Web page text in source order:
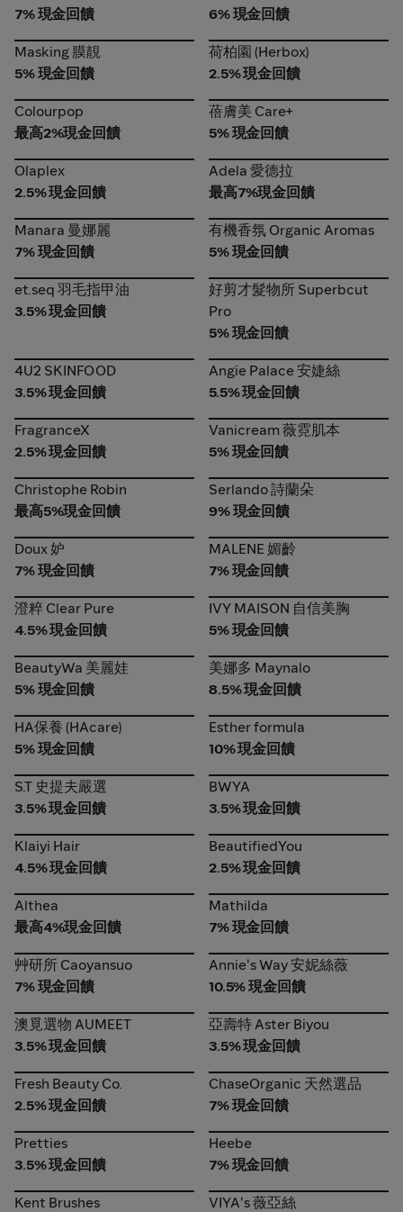
7% 現金回饋
6% 現金回饋
Masking 膜靚
Masking 膜靚
5% 現金回饋
荷柏園 (Herbox)
荷柏園 (Herbox)
2.5% 現金回饋
Colourpop
Colourpop
最高2%現金回饋
蓓膚美 Care+
蓓膚美 Care+
5% 現金回饋
Olaplex
Olaplex
2.5% 現金回饋
Adela 愛德拉
Adela 愛德拉
最高7%現金回饋
Manara 曼娜麗
Manara 曼娜麗
7% 現金回饋
有機香氛 Organic Aromas
有機香氛 Organic Aromas
5% 現金回饋
et.seq 羽毛指甲油
et.seq 羽毛指甲油
3.5% 現金回饋
好剪才髮物所 Superbcut
Pro
好剪才髮物所 Superbcut
Pro
5% 現金回饋
4U2 SKINFOOD
4U2 SKINFOOD
3.5% 現金回饋
Angie Palace 安婕絲
Angie Palace 安婕絲
5.5% 現金回饋
FragranceX
FragranceX
2.5% 現金回饋
Vanicream 薇霓肌本
Vanicream 薇霓肌本
5% 現金回饋
Christophe Robin
Christophe Robin
最高5%現金回饋
Serlando 詩蘭朵
Serlando 詩蘭朵
9% 現金回饋
Doux 妒
Doux 妒
7% 現金回饋
MALENE 媚齡
MALENE 媚齡
7% 現金回饋
澄粹 Clear Pure
澄粹 Clear Pure
4.5% 現金回饋
IVY MAISON 自信美胸
IVY MAISON 自信美胸
5% 現金回饋
BeautyWa 美麗娃
BeautyWa 美麗娃
5% 現金回饋
美娜多 Maynalo
美娜多 Maynalo
8.5% 現金回饋
HA保養 (HAcare)
HA保養 (HAcare)
5% 現金回饋
Esther formula
Esther formula
10% 現金回饋
S.T 史提夫嚴選
S.T 史提夫嚴選
3.5% 現金回饋
BWYA
BWYA
3.5% 現金回饋
Klaiyi Hair
Klaiyi Hair
4.5% 現金回饋
BeautifiedYou
BeautifiedYou
2.5% 現金回饋
Althea
Althea
最高4%現金回饋
Mathilda
Mathilda
7% 現金回饋
艸研所 Caoyansuo
艸研所 Caoyansuo
7% 現金回饋
Annie's Way 安妮絲薇
Annie's Way 安妮絲薇
10.5% 現金回饋
澳覓選物 AUMEET
澳覓選物 AUMEET
3.5% 現金回饋
亞壽特 Aster Biyou
亞壽特 Aster Biyou
3.5% 現金回饋
Fresh Beauty Co.
Fresh Beauty Co.
2.5% 現金回饋
ChaseOrganic 天然選品
ChaseOrganic 天然選品
7% 現金回饋
Pretties
Pretties
3.5% 現金回饋
Heebe
Heebe
7% 現金回饋
Kent Brushes
Kent Brushes
VIYA's 薇亞絲
VIYA's 薇亞絲